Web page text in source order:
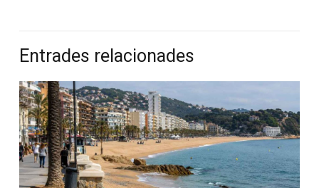
Entrades relacionades